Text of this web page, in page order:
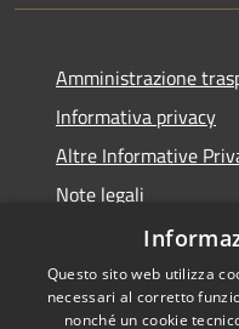
Amministrazione
Informativa privacy
Altre Informative
Note legali
Dichiarazione di
Questo sito web utilizza
necessari al corretto
nonché un cookie